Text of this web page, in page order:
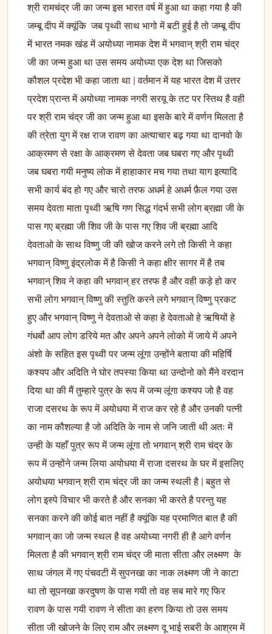
श्री रामचंद्र जी का जन्म इस भारत वर्ष में हुआ था कहा गया है की
जम्बू दीप में क्यूंकि जब पृथ्वी साथ भागो में बटी हुई है तो जम्बू दीप
में भारत नमक खंड में अयोध्या नामक देश में भगवान् श्री राम चंद्र
जी का जन्म हुआ था उस समय अयोध्या एक देश था जिसको
कौशल प्रदेश भी कहा जाता था | वर्तमान में यह भारत देश में उत्तर
प्रदेश प्रान्त में अयोध्या नामक नगरी सरयू के तट पर स्तिथ है वही
पर श्री राम चंद्र जी का जन्म हुआ था इसके बारे में वर्णन मिलता है
की त्रेता युग में रक्ष राज रावण का अत्याचार बढ़ गया था दानवो के
आक्रमण से रक्षा के आक्रमण से देवता जब घबरा गए और पृथ्वी
जब घबरा गयी मनुष्य लोक में हाहाकार मच गया तथा याग इत्यादि
सभी कार्य बंद हो गए और चारो तरफ अधर्म हे अधर्म फ़ैल गया उस
समय देवता माता पृथ्वी ऋषि गण सिद्ध गंदर्भ सभी लोग ब्रह्मा जी के
पास गए ब्रह्मा जी शिव जी के पास गए शिव जी ब्रह्मा आदि
देवताओ के साथ विष्णु जी की खोज करने लगे तो किसी ने कहा
भगवान् विष्णु इंद्रलोक में है किसी ने कहा क्षीर सागर में है तब
भगवान् शिव ने कहा की भगवान् हर तरफ है और वही कड़े हो कर
सभी लोग भगवान् विष्णु की स्तुति करने लगे भगवान् विष्णु प्रकट
हुए और भगवान् विष्णु ने देवताओ से कहा हे देवताओ हे ऋषियों हे
गंधर्बो आप लोग डरिये मत और अपने अपने लोको में जाये में अपने
अंशो के सहित इस पृथ्वी पर जन्म लूंगा उन्होंने बताया की महिर्षि
कश्यप और अदिति ने घोर तपस्या किया था उन्दोनो को मैंने वरदान
दिया था की मैं तुम्हारे पुत्र के रूप में जन्म लूंगा कश्यप जो है वह
राजा दसरथ के रूप में अयोधया में राज कर रहे है और उनकी पत्नी
का नाम कौशल्या है जो अदिति के नाम से जनि जाती थी अतः में
उन्ही के यहाँ पुत्र रूप में जन्म लूंगा तो भगवान् श्री राम चंद्र के
रूप में उन्होंने जन्म लिया अयोधया में राजा दसरथ के घर में इसलिए
अयोधया भगवान् श्री राम चंद्र जी का जन्म स्थली है | बहुत से
लोग इस्पे विचार भी करते है और सनका भी करते है परन्तु यह
सनका करने की कोई बात नहीं है क्यूंकि यह प्रमाणित बात है की
भगवान् का जो जन्म स्थल है वह अयोध्या नगरी ही है आगे वर्णन
मिलता है की भगवान् श्री राम चंद्र जी माता सीता और लक्ष्मण के
साथ जंगल में गए पंचवटी में सुपनखा का नाक लक्ष्मण जी ने काटा
था तो सूपनखा करदुषण के पास गयी तो वह सब मारे गए फिर
रावण के पास गयी रावण ने सीता का हरण किया तो उस समय
सीता जी खोजने के लिए राम और लक्ष्मण दू भाई सबरी के आश्रम में